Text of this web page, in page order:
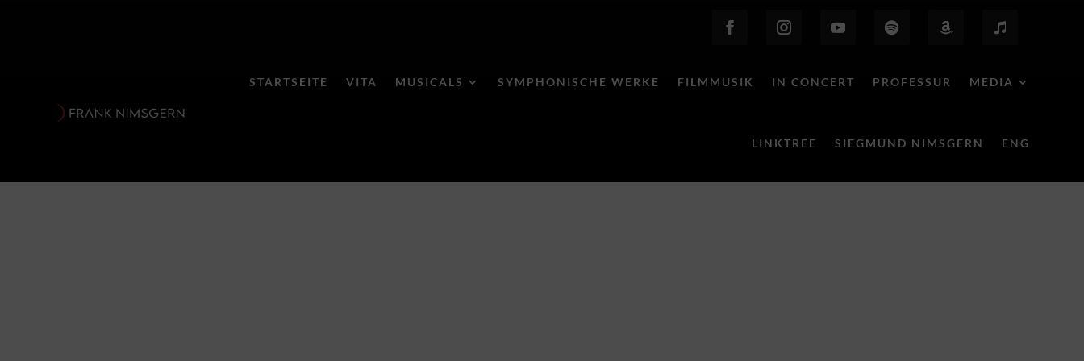
STARTSEITE VITA MUSICALS SYMPHONISCHE WERKE FILMMUSIK IN CONCERT PROFESSUR MEDIA
LINKTREE SIEGMUND NIMSGERN ENG